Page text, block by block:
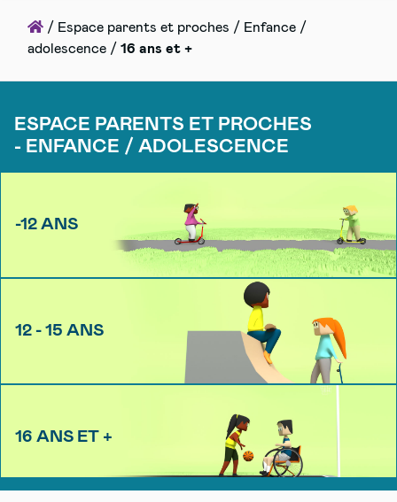
Accueil
/ Espace parents et proches / Enfance /
adolescence / 16 ans et +
ESPACE PARENTS ET PROCHES
- ENFANCE / ADOLESCENCE
-12 ANS
12 - 15 ANS
16 ANS ET +